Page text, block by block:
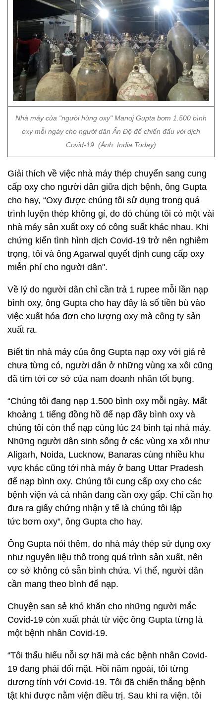
Nhà máy của "người hùng oxy" Manoj Gupta bơm 1.500 bình
oxy mỗi ngày cho người dân Ấn Độ để chiến đấu với dịch
Covid-19. (Ảnh: India Today)
Giải thích về việc nhà máy thép chuyển sang cung
cấp oxy cho người dân giữa dịch bệnh, ông Gupta
cho hay, “Oxy được chúng tôi sử dụng trong quá
trình luyện thép không gỉ, do đó chúng tôi có một vài
nhà máy sản xuất oxy có công suất khác nhau. Khi
chứng kiến tình hình dịch Covid-19 trở nên nghiêm
trọng, tôi và ông Agarwal quyết định cung cấp oxy
miễn phí cho người dân".
Về lý do người dân chỉ cần trả 1 rupee mỗi lần nạp
bình oxy, ông Gupta cho hay đây là số tiền bù vào
việc xuất hóa đơn cho lượng oxy mà công ty sản
xuất ra.
Biết tin nhà máy của ông Gupta nạp oxy với giá rẻ
chưa từng có, người dân ở những vùng xa xôi cũng
đã tìm tới cơ sở của nam doanh nhân tốt bụng.
“Chúng tôi đang nạp 1.500 bình oxy mỗi ngày. Mất
khoảng 1 tiếng đồng hồ để nạp đầy bình oxy và
chúng tôi còn thể nạp cùng lúc 24 bình tại nhà máy.
Những người dân sinh sống ở các vùng xa xôi như
Aligarh, Noida, Lucknow, Banaras cùng nhiều khu
vực khác cũng tới nhà máy ở bang Uttar Pradesh
để nạp bình oxy. Chúng tôi cung cấp oxy cho các
bệnh viện và cá nhân đang cần oxy gấp. Chỉ cần họ
đưa ra giấy chứng nhận y tế là chúng tôi lập
tức bơm oxy”, ông Gupta cho hay.
Ông Gupta nói thêm, do nhà máy thép sử dụng oxy
như nguyên liệu thô trong quá trình sản xuất, nên
cơ sở không có sẵn bình chứa. Vì thế, người dân
cần mang theo bình để nạp.
Chuyện san sẻ khó khăn cho những người mắc
Covid-19 còn xuất phát từ việc ông Gupta từng là
một bệnh nhân Covid-19.
“Tôi thấu hiểu nỗi sợ hãi mà các bệnh nhân Covid-
19 đang phải đối mặt. Hồi năm ngoái, tôi từng
dương tính với Covid-19. Tôi đã chiến thắng bệnh
tật khi được nằm viện điều trị. Sau khi ra viện, tôi